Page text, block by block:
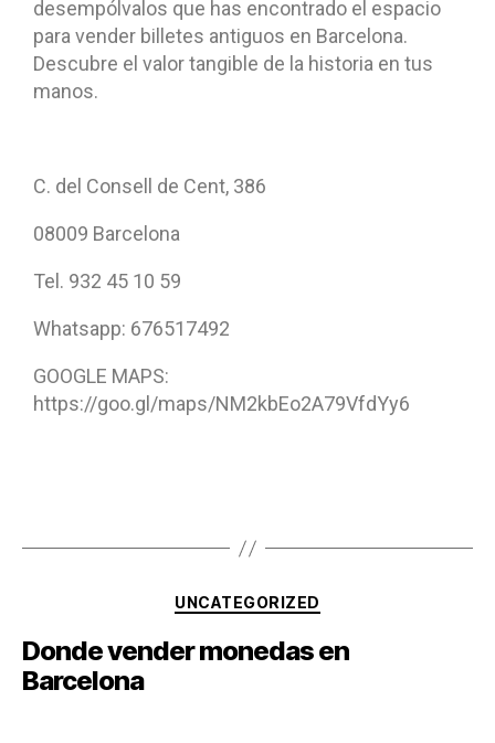
desempólvalos que has encontrado el espacio
para vender billetes antiguos en Barcelona.
Descubre el valor tangible de la historia en tus
manos.
C. del Consell de Cent, 386
08009 Barcelona
Tel. 932 45 10 59
Whatsapp: 676517492
GOOGLE MAPS:
https://goo.gl/maps/NM2kbEo2A79VfdYy6
UNCATEGORIZED
Donde vender monedas en
Barcelona